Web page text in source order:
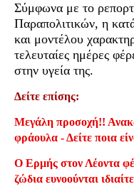
Σύμφωνα με το
Παραπολιτικών, η
και μοντέλου
τελευταίες ημέρες
στην υγεία της.
Δείτε επίσης:
Μεγάλη προσοχή!!
φράουλα - Δείτε ποια
Ο Ερμής στον Λέοντα
ζώδια ευνοούνται